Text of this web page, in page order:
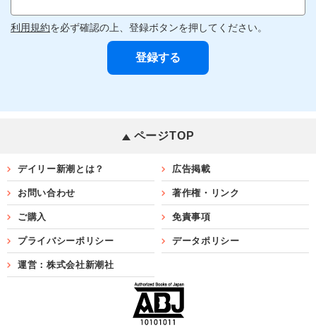
利用規約を必ず確認の上、登録ボタンを押してください。
ページTOP
デイリー新潮とは？ 広告掲載
お問い合わせ 著作権・リンク
ご購入 免責事項
プライバシーポリシー データポリシー
運営：株式会社新潮社